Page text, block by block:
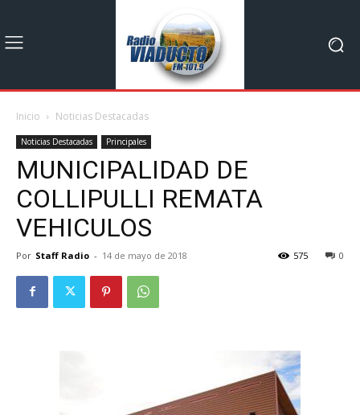
Inicio Noticias Destacadas
Noticias Destacadas Principales
MUNICIPALIDAD DE
COLLIPULLI REMATA
VEHICULOS
Por Staff Radio - 14 de mayo de 2018 0
575